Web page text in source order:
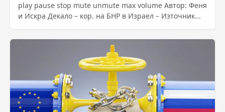
play pause stop mute unmute max volume Автор: Феня
и Искра Декало – кор. на БНР в Израел – Източник...